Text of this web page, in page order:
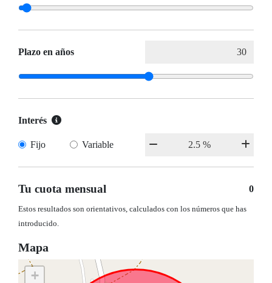
Plazo en años
Interés
Fijo Variable
Tu cuota mensual 0
Estos resultados son orientativos, calculados con los números que has
introducido.
Mapa
+